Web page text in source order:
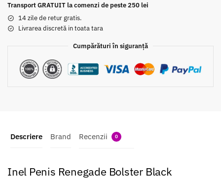
Transport GRATUIT la comenzi de peste 250 lei
14 zile de retur gratis.
Livrarea discretă in toata tara
Cumpărături în siguranță
Descriere Brand Recenzii 0
Inel Penis Renegade Bolster Black